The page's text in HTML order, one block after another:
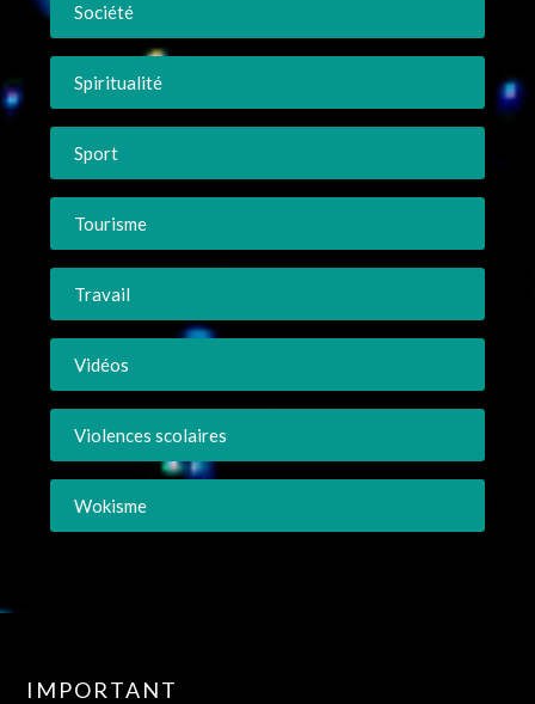
Société
Spiritualité
Sport
Tourisme
Travail
Vidéos
Violences scolaires
Wokisme
IMPORTANT